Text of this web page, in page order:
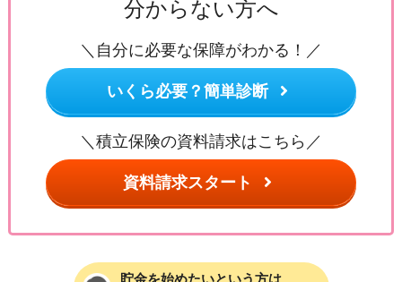
分からない方へ
＼自分に必要な保障がわかる！／
いくら必要？簡単診断
＼積立保険の資料請求はこちら／
資料請求スタート